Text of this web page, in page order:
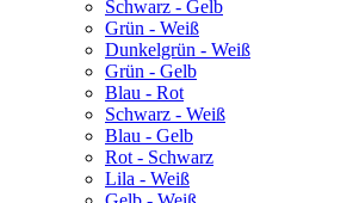
Schwarz - Gelb
Grün - Weiß
Dunkelgrün - Weiß
Grün - Gelb
Blau - Rot
Schwarz - Weiß
Blau - Gelb
Rot - Schwarz
Lila - Weiß